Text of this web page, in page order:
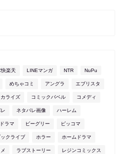
快楽天 LINEマンガ NTR NuPu
めちゃコミ アングラ エブリスタ
ライズ コミックバベル コメディ
ネタバレ画像 ハーレム
ラマ ビーグリー ピッコマ
ックライブ ホラー ホームドラマ
ラブストーリー レジンコミックス